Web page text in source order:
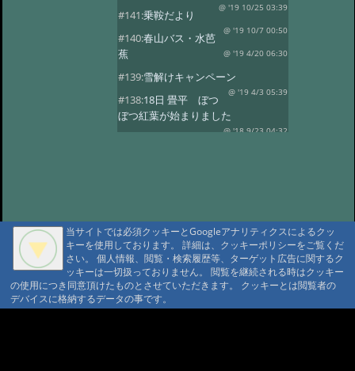
@ '19 10/25 03:39
#141:乗鞍だより
@ '19 10/7 00:50
#140:春山バス・水芭
蕉
@ '19 4/20 06:30
#139:雪解けキャンペーン
@ '19 4/3 05:39
#138:18日 畳平 ぼつ
ぼつ紅葉が始まりました
@ '18 9/23 04:32
#134:スノーシーズン @ '17 12/26 03:22
#133:乗鞍山頂に雪がのりました
@ '17 10/29 06:43
#132:乗鞍高原の紅葉
見頃
@ '17 10/14 00:35
#131:紅葉 10/5写す @ '17 10/9 05:55
当サイトでは必須クッキーとGoogleアナリティクスによるクッ
キーを使用しております。 詳細は、クッキーポリシーをご覧くだ
さい。 個人情報、閲覧・検索履歴等、ターゲット広告に関するク
ッキーは一切扱っておりません。 閲覧を継続される時はクッキー
の使用につき同意頂けたものとさせていただきます。 クッキーとは閲覧者の
デバイスに格納するデータの事です。